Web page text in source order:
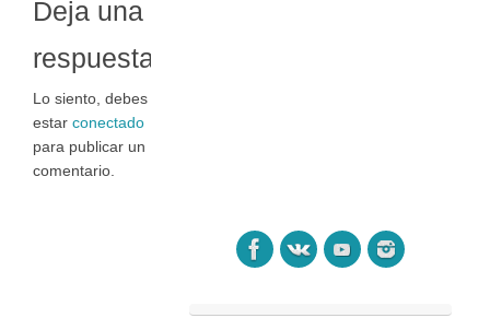
Deja una
respuesta
Lo siento, debes
estar conectado
para publicar un
comentario.